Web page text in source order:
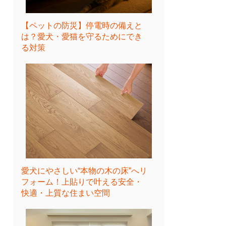
【ペットの防災】停電時の備えと
は？愛犬・愛猫を守るためにでき
る対策
愛犬にやさしい“本物の木の床”へリ
フォーム！上貼りで叶える安全・
快適・上質な住まい空間